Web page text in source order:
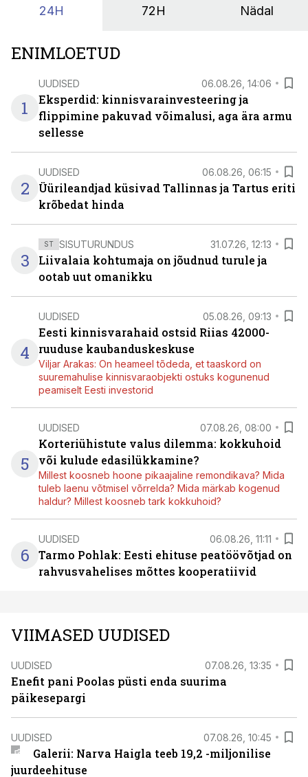
24H 72H Nädal
ENIMLOETUD
1
UUDISED 06.08.26, 14:06
Eksperdid: kinnisvarainvesteering ja
flippimine pakuvad võimalusi, aga ära armu
sellesse
2
UUDISED 06.08.26, 06:15
Üürileandjad küsivad Tallinnas ja Tartus eriti
krõbedat hinda
3
ST SISUTURUNDUS 31.07.26, 12:13
Liivalaia kohtumaja on jõudnud turule ja
ootab uut omanikku
4
UUDISED 05.08.26, 09:13
Eesti kinnisvarahaid ostsid Riias 42000-
ruuduse kaubanduskeskuse
Viljar Arakas: On heameel tõdeda, et taaskord on
suuremahulise kinnisvaraobjekti ostuks kogunenud
peamiselt Eesti investorid
5
UUDISED 07.08.26, 08:00
Korteriühistute valus dilemma: kokkuhoid
või kulude edasilükkamine?
Millest koosneb hoone pikaajaline remondikava? Mida
tuleb laenu võtmisel võrrelda? Mida märkab kogenud
haldur? Millest koosneb tark kokkuhoid?
6
UUDISED 06.08.26, 11:11
Tarmo Pohlak: Eesti ehituse peatöövõtjad on
rahvusvahelises mõttes kooperatiivid
VIIMASED UUDISED
UUDISED 07.08.26, 13:35
Enefit pani Poolas püsti enda suurima
päikesepargi
UUDISED 07.08.26, 10:45
Galerii: Narva Haigla teeb 19,2 -miljonilise
juurdeehituse